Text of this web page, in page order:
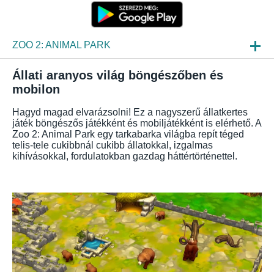
ZOO 2: ANIMAL PARK
HIREK
BEPILLANTÁS
GYIK
Állati aranyos világ böngészőben és
mobilon
Hagyd magad elvarázsolni! Ez a nagyszerű állatkertes
játék böngészős játékként és mobiljátékként is elérhető. A
Zoo 2: Animal Park egy tarkabarka világba repít téged
telis-tele cukibbnál cukibb állatokkal, izgalmas
kihívásokkal, fordulatokban gazdag háttértörténettel.